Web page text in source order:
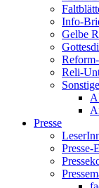
Info-
Gelbe
Reli-
Presse
Presse-